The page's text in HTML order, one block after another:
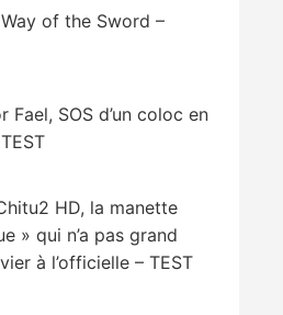
of the Sword –
Fael, SOS d’un coloc en
HD, la manette
» qui n’a pas grand
à l’officielle – TEST